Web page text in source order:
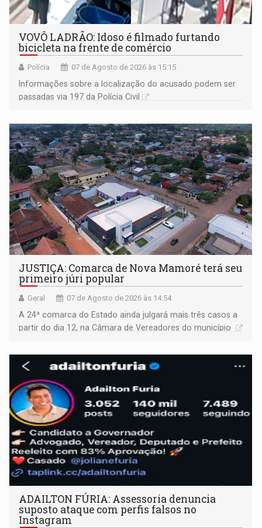
VOVÔ LADRÃO: Idoso é filmado furtando
bicicleta na frente de comércio
Polícia 07 de Agosto de 2026 às 15:15
Informações sobre a localização do acusado podem ser
passadas via 197 da Polícia Civil
JUSTIÇA: Comarca de Nova Mamoré terá seu
primeiro júri popular
Geral 07 de Agosto de 2026 às 14:54
A 24ª comarca do Estado ainda julgará mais três casos a
partir do dia 12, na Câmara de Vereadores do município
ADAILTON FÚRIA: Assessoria denuncia
suposto ataque com perfis falsos no
Instagram